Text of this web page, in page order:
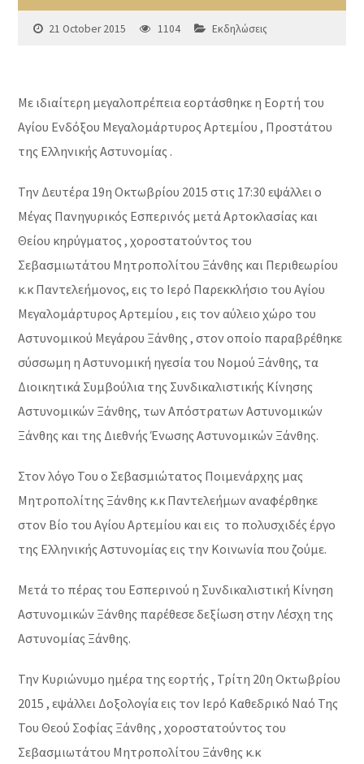
21 October 2015 1104 Εκδηλώσεις
Με ιδιαίτερη μεγαλοπρέπεια εορτάσθηκε η Εορτή του
Αγίου Ενδόξου Μεγαλομάρτυρος Αρτεμίου , Προστάτου
της Ελληνικής Αστυνομίας .
Την Δευτέρα 19η Οκτωβρίου 2015 στις 17:30 εψάλλει ο
Μέγας Πανηγυρικός Εσπερινός μετά Αρτοκλασίας και
Θείου κηρύγματος , χοροστατούντος του
Σεβασμιωτάτου Μητροπολίτου Ξάνθης και Περιθεωρίου
κ.κ Παντελεήμονος, εις το Ιερό Παρεκκλήσιο του Αγίου
Μεγαλομάρτυρος Αρτεμίου , εις τον αύλειο χώρο του
Αστυνομικού Μεγάρου Ξάνθης , στον οποίο παραβρέθηκε
σύσσωμη η Αστυνομική ηγεσία του Νομού Ξάνθης, τα
Διοικητικά Συμβούλια της Συνδικαλιστικής Κίνησης
Αστυνομικών Ξάνθης, των Απόστρατων Αστυνομικών
Ξάνθης και της Διεθνής Ένωσης Αστυνομικών Ξάνθης.
Στον λόγο Του ο Σεβασμιώτατος Ποιμενάρχης μας
Μητροπολίτης Ξάνθης κ.κ Παντελεήμων αναφέρθηκε
στον Βίο του Αγίου Αρτεμίου και εις το πολυσχιδές έργο
της Ελληνικής Αστυνομίας εις την Κοινωνία που ζούμε.
Μετά το πέρας του Εσπερινού η Συνδικαλιστική Κίνηση
Αστυνομικών Ξάνθης παρέθεσε δεξίωση στην Λέσχη της
Αστυνομίας Ξάνθης.
Την Κυριώνυμο ημέρα της εορτής , Τρίτη 20η Οκτωβρίου
2015 , εψάλλει Δοξολογία εις τον Ιερό Καθεδρικό Ναό Της
Του Θεού Σοφίας Ξάνθης , χοροστατούντος του
Σεβασμιωτάτου Μητροπολίτου Ξάνθης κ.κ